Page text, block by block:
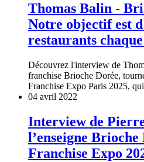
Thomas Balin -
Notre objectif est
restaurants
Découvrez l'interview de
franchise Brioche Dorée,
Franchise Expo Paris 2025,
04 avril 2022
Interview de
l’enseigne Brioche
Franchise Expo